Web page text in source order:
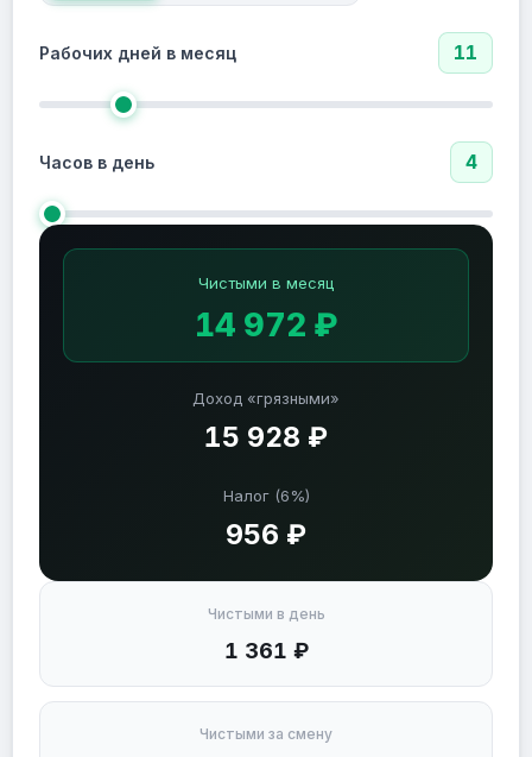
Рабочих дней в месяц 11
Часов в день 4
Доход «грязными»
15 928 ₽
Налог (6%)
956 ₽
Чистыми в месяц
14 972 ₽
Чистыми в день
1 361 ₽
Чистыми за смену